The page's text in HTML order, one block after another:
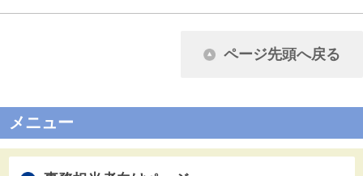
引越し・転勤
家族の脱退